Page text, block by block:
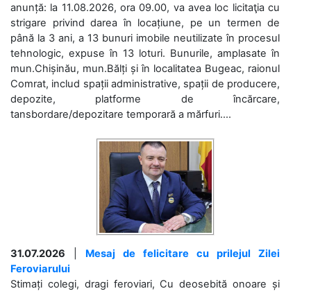
anunță: la 11.08.2026, ora 09.00, va avea loc licitaţia cu
strigare privind darea în locațiune, pe un termen de
până la 3 ani, a 13 bunuri imobile neutilizate în procesul
tehnologic, expuse în 13 loturi. Bunurile, amplasate în
mun.Chișinău, mun.Bălți și în localitatea Bugeac, raionul
Comrat, includ spații administrative, spații de producere,
depozite, platforme de încărcare,
tansbordare/depozitare temporară a mărfuri....
31.07.2026
Mesaj de felicitare cu prilejul Zilei
Feroviarului
Stimați colegi, dragi feroviari, Cu deosebită onoare și